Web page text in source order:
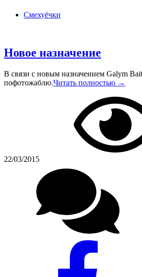
Смехуёчки
Новое назначение
В связи с новым назначением Galym
пофотожаблю.Читать полностью →
22/03/2015